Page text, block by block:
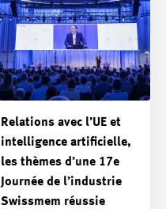
Relations avec l’UE et
intelligence artificielle,
les thèmes d’une 17e
Journée de l’industrie
Swissmem réussie